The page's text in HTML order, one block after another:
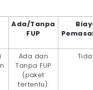
Ada/Tanpa
FUP
Ada dan
Tanpa FUP
(paket
tertentu).